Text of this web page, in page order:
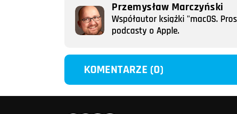
Przemysław Marczyński
Współautor książki "macOS.
podcasty o Apple.
KOMENTARZE (0)